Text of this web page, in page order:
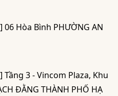
Hòa Bình PHƯỜNG AN
3 - Vincom Plaza, Khu
ĐẰNG THÀNH PHỐ HẠ